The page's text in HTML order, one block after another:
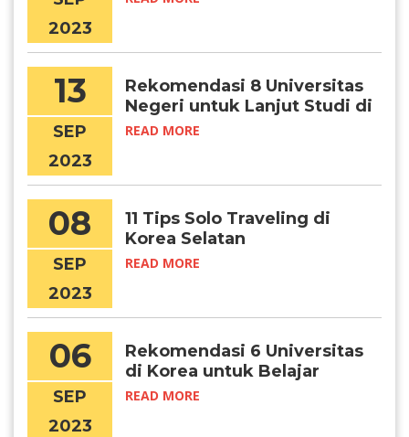
2023
13
SEP
2023
Rekomendasi 8 Universitas
Negeri untuk Lanjut Studi di
Korea Selatan
READ MORE
08
SEP
2023
11 Tips Solo Traveling di
Korea Selatan
READ MORE
06
SEP
2023
Rekomendasi 6 Universitas
di Korea untuk Belajar
Matematika
READ MORE